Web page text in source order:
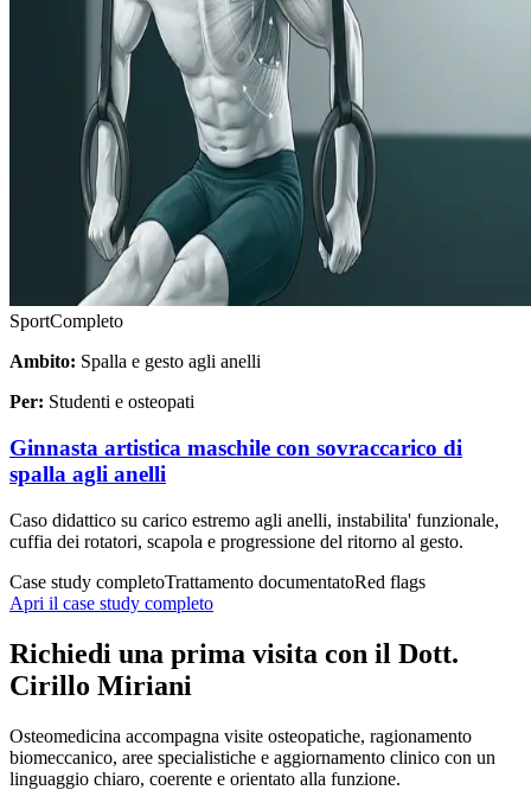
SportCompleto
Ambito: Spalla e gesto agli anelli
Per: Studenti e osteopati
Ginnasta artistica maschile con sovraccarico di
spalla agli anelli
Caso didattico su carico estremo agli anelli, instabilita' funzionale,
cuffia dei rotatori, scapola e progressione del ritorno al gesto.
Case study completoTrattamento documentatoRed flags
Apri il case study completo
Richiedi una prima visita con il Dott.
Cirillo Miriani
Osteomedicina accompagna visite osteopatiche, ragionamento
biomeccanico, aree specialistiche e aggiornamento clinico con un
linguaggio chiaro, coerente e orientato alla funzione.